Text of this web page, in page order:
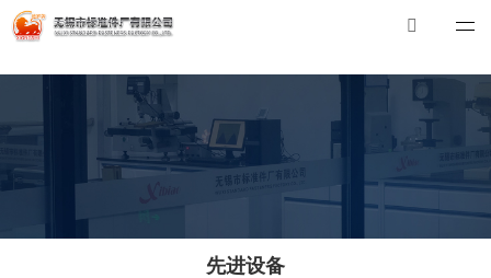
华体会体育_华体会（中国）
E-mail：
xibiao@craftstrading.com
华体会体育_华体会（中国）
先进设备